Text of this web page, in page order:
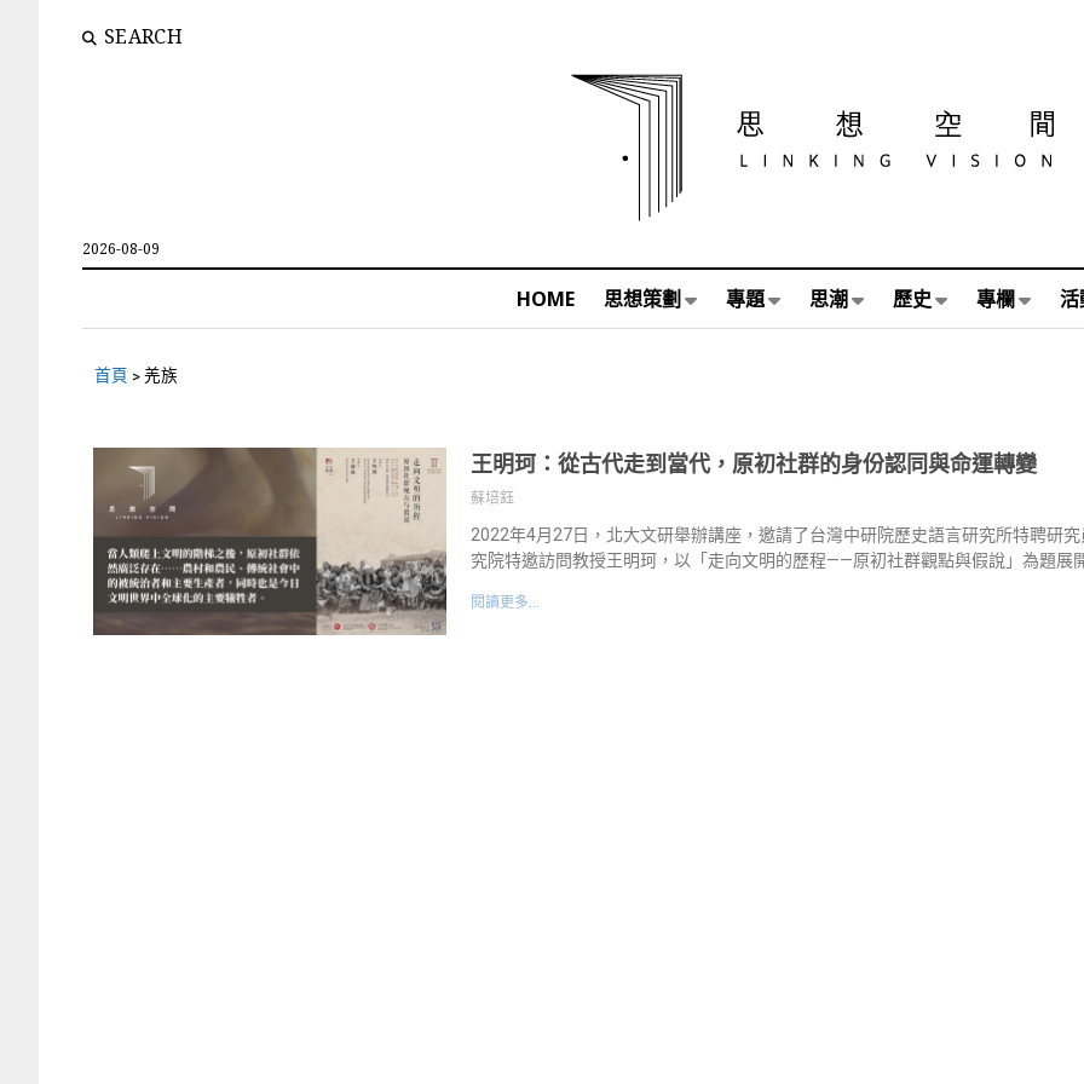
SEARCH
2026-08-09
HOME 思想策劃 專題 思潮 歷史 專欄 活
首頁 >羌族
王明珂：從古代走到當代，原初社群的身份認同與命運轉變
蘇培鈺
2022年4月27日，北大文研舉辦講座，邀請了台灣中研院歷史語言研究所特聘研
究院特邀訪問教授王明珂，以「走向文明的歷程——原初社群觀點與假說」為題展
閱讀更多...